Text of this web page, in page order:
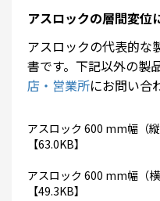
アスロックの層間変位
アスロックの代表的な
書です。下記以外の製
店・営業所にお問い合
アスロック 600 mm幅（縦
【63.0KB】
アスロック 600 mm幅（横
【49.3KB】